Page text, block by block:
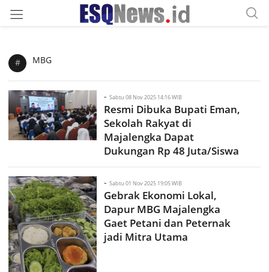
# MBG
- Sabtu 08 Nov 2025 14:16 WIB
Resmi Dibuka Bupati Eman,
Sekolah Rakyat di
Majalengka Dapat
Dukungan Rp 48 Juta/Siswa
- Sabtu 01 Nov 2025 19:05 WIB
Gebrak Ekonomi Lokal,
Dapur MBG Majalengka
Gaet Petani dan Peternak
jadi Mitra Utama